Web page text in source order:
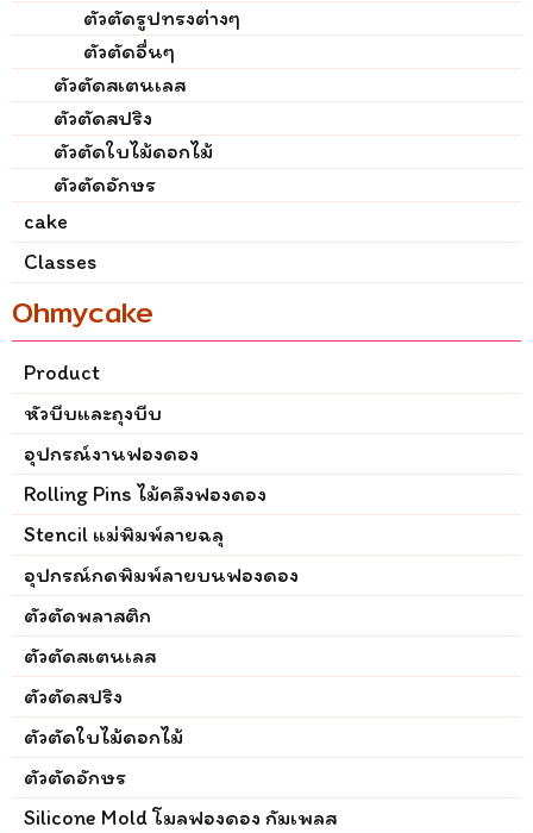
ตัวตัดรูปทรงต่างๆ
ตัวตัดอื่นๆ
ตัวตัดสเตนเลส
ตัวตัดสปริง
ตัวตัดใบไม้ดอกไม้
ตัวตัดอักษร
cake
Classes
Ohmycake
Product
หัวบีบและถุงบีบ
อุปกรณ์งานฟองดอง
Rolling Pins ไม้คลึงฟองดอง
Stencil แม่พิมพ์ลายฉลุ
อุปกรณ์กดพิมพ์ลายบนฟองดอง
ตัวตัดพลาสติก
ตัวตัดสเตนเลส
ตัวตัดสปริง
ตัวตัดใบไม้ดอกไม้
ตัวตัดอักษร
Silicone Mold โมลฟองดอง กัมเพลส